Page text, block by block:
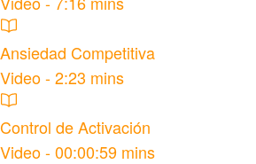
Ansiedad Competitiva
Video - 2:23 mins
Control de Activación
Video - 00:00:59 mins